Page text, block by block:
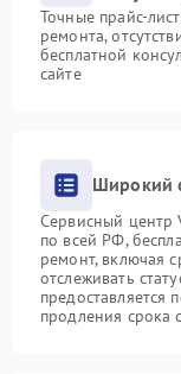
Точные прайс-
ремонта,
бесплатной
сайте
Широкий
Сервисный центр
по всей РФ,
ремонт, включая
отслеживать
предоставляется
продления срока